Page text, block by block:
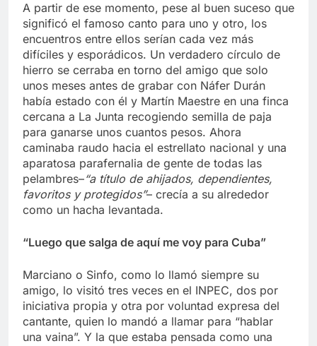
A partir de ese momento, pese al buen suceso que
significó el famoso canto para uno y otro, los
encuentros entre ellos serían cada vez más
difíciles y esporádicos. Un verdadero círculo de
hierro se cerraba en torno del amigo que solo
unos meses antes de grabar con Náfer Durán
había estado con él y Martín Maestre en una finca
cercana a La Junta recogiendo semilla de paja
para ganarse unos cuantos pesos. Ahora
caminaba raudo hacia el estrellato nacional y una
aparatosa parafernalia de gente de todas las
pelambres–“a título de ahijados, dependientes,
favoritos y protegidos”– crecía a su alrededor
como un hacha levantada.
“Luego que salga de aquí me voy para Cuba”
Marciano o Sinfo, como lo llamó siempre su
amigo, lo visitó tres veces en el INPEC, dos por
iniciativa propia y otra por voluntad expresa del
cantante, quien lo mandó a llamar para “hablar
una vaina”. Y la que estaba pensada como una